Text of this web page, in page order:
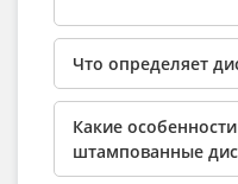
Что определяет
Какие
штампованные